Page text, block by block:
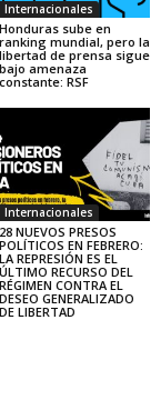
Internacionales
Honduras sube en
ranking mundial, pero la
libertad de prensa sigue
bajo amenaza
constante: RSF
Internacionales
28 NUEVOS PRESOS
POLÍTICOS EN FEBRERO:
LA REPRESIÓN ES EL
ÚLTIMO RECURSO DEL
RÉGIMEN CONTRA EL
DESEO GENERALIZADO
DE LIBERTAD